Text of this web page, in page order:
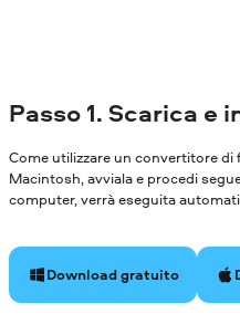
Passo 1. Scarica e
Come utilizzare un convertitore
Macintosh, avviala e procedi
computer, verrà eseguita
Download gratuito